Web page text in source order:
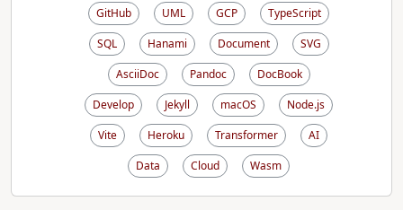
GitHub
UML GCP
TypeScript
SQL
Hanami Document
SVG
AsciiDoc
Pandoc
DocBook
Develop
Jekyll macOS
Node.js
Vite
Heroku Transformer
AI
Data
Cloud Wasm